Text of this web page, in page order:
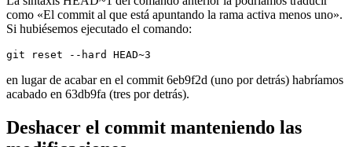
como «El commit al que está apuntando la rama activa menos uno».
Si hubiésemos ejecutado el comando:
git reset --hard HEAD~3
en lugar de acabar en el commit 6eb9f2d (uno por detrás) habríamos
acabado en 63db9fa (tres por detrás).
Deshacer el commit manteniendo las